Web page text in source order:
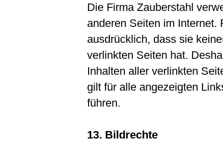
Die Firma Zauberstahl
anderen Seiten im Internet.
ausdrücklich, dass sie
verlinkten Seiten hat.
Inhalten aller verlinkten
gilt für alle angezeigten
führen.
13. Bildrechte